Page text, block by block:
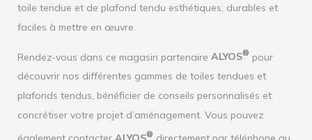
toile tendue et de plafond tendu esthétiques, durables et
faciles à mettre en œuvre.
Rendez-vous dans ce magasin partenaire ALYOS® pour
découvrir nos différentes gammes de toiles tendues et
plafonds tendus, bénéficier de conseils personnalisés et
concrétiser votre projet d’aménagement. Vous pouvez
®